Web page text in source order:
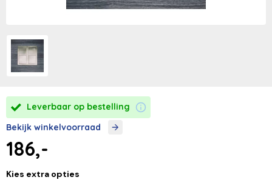
Leverbaar op bestelling
Bekijk winkelvoorraad
186,-
Kies extra opties